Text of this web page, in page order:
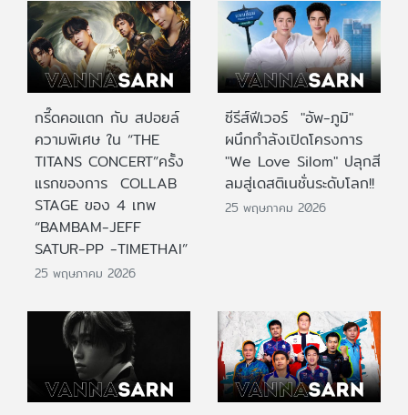
กรี๊ดคอแตก กับ สปอยล์
ความพิเศษ ใน “THE
TITANS CONCERT”ครั้ง
แรกของการ COLLAB
STAGE ของ 4 เทพ
“BAMBAM-JEFF
SATUR-PP -TIMETHAI”
25 พฤษภาคม 2026
ซีรีส์ฟีเวอร์ "อัพ-ภูมิ"
ผนึกกำลังเปิดโครงการ
"We Love Silom" ปลุกสี
ลมสู่เดสติเนชั่นระดับโลก!!
25 พฤษภาคม 2026